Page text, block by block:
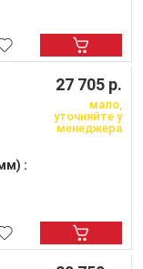
:
27 705 р.
мало,
уточняйте у
менеджера